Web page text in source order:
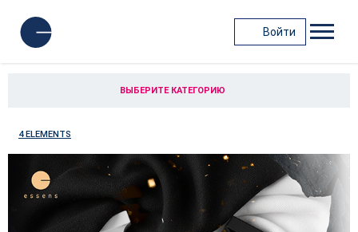
Войти
ВЫБЕРИТЕ КАТЕГОРИЮ
4 ELEMENTS